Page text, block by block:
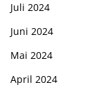
Juli 2024
Juni 2024
Mai 2024
April 2024